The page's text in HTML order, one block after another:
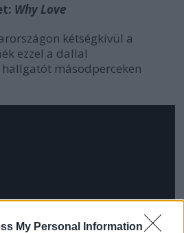
My Personal Information
Why Love
kétségkívül a
ezzel a dallal
másodperceken